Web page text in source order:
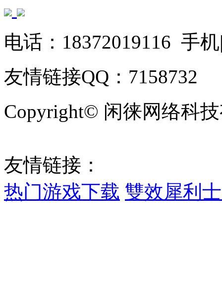
电话：18372019116 手
友情链接QQ：7158732
Copyright© 闲徕网络科
友情链接：
热门游戏下载 雙效犀利